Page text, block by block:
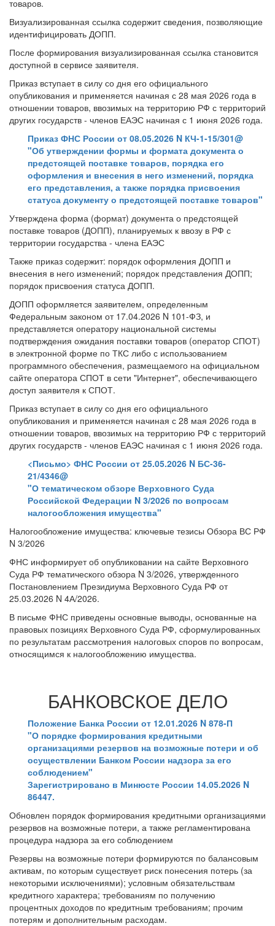
товаров.
Визуализированная ссылка содержит сведения, позволяющие
идентифицировать ДОПП.
После формирования визуализированная ссылка становится
доступной в сервисе заявителя.
Приказ вступает в силу со дня его официального
опубликования и применяется начиная с 28 мая 2026 года в
отношении товаров, ввозимых на территорию РФ с территорий
других государств - членов ЕАЭС начиная с 1 июня 2026 года.
Приказ ФНС России от 08.05.2026 N КЧ-1-15/301@
"Об утверждении формы и формата документа о
предстоящей поставке товаров, порядка его
оформления и внесения в него изменений, порядка
его представления, а также порядка присвоения
статуса документу о предстоящей поставке товаров"
Утверждена форма (формат) документа о предстоящей
поставке товаров (ДОПП), планируемых к ввозу в РФ с
территории государства - члена ЕАЭС
Также приказ содержит: порядок оформления ДОПП и
внесения в него изменений; порядок представления ДОПП;
порядок присвоения статуса ДОПП.
ДОПП оформляется заявителем, определенным
Федеральным законом от 17.04.2026 N 101-ФЗ, и
представляется оператору национальной системы
подтверждения ожидания поставки товаров (оператор СПОТ)
в электронной форме по ТКС либо с использованием
программного обеспечения, размещаемого на официальном
сайте оператора СПОТ в сети "Интернет", обеспечивающего
доступ заявителя к СПОТ.
Приказ вступает в силу со дня его официального
опубликования и применяется начиная с 28 мая 2026 года в
отношении товаров, ввозимых на территорию РФ с территорий
других государств - членов ЕАЭС начиная с 1 июня 2026 года.
<Письмо> ФНС России от 25.05.2026 N БС-36-
21/4346@
"О тематическом обзоре Верховного Суда
Российской Федерации N 3/2026 по вопросам
налогообложения имущества"
Налогообложение имущества: ключевые тезисы Обзора ВС РФ
N 3/2026
ФНС информирует об опубликовании на сайте Верховного
Суда РФ тематического обзора N 3/2026, утвержденного
Постановлением Президиума Верховного Суда РФ от
25.03.2026 N 4А/2026.
В письме ФНС приведены основные выводы, основанные на
правовых позициях Верховного Суда РФ, сформулированных
по результатам рассмотрения налоговых споров по вопросам,
относящимся к налогообложению имущества.
БАНКОВСКОЕ ДЕЛО
Положение Банка России от 12.01.2026 N 878-П
"О порядке формирования кредитными
организациями резервов на возможные потери и об
осуществлении Банком России надзора за его
соблюдением"
Зарегистрировано в Минюсте России 14.05.2026 N
86447.
Обновлен порядок формирования кредитными организациями
резервов на возможные потери, а также регламентирована
процедура надзора за его соблюдением
Резервы на возможные потери формируются по балансовым
активам, по которым существует риск понесения потерь (за
некоторыми исключениями); условным обязательствам
кредитного характера; требованиям по получению
процентных доходов по кредитным требованиям; прочим
потерям и дополнительным расходам.